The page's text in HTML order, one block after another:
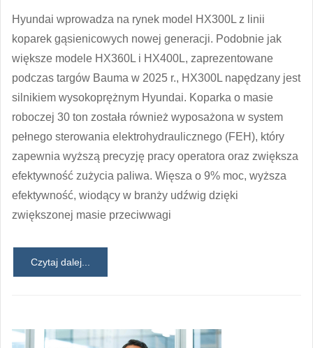
Hyundai wprowadza na rynek model HX300L z linii
koparek gąsienicowych nowej generacji. Podobnie jak
większe modele HX360L i HX400L, zaprezentowane
podczas targów Bauma w 2025 r., HX300L napędzany jest
silnikiem wysokoprężnym Hyundai. Koparka o masie
roboczej 30 ton została również wyposażona w system
pełnego sterowania elektrohydraulicznego (FEH), który
zapewnia wyższą precyzję pracy operatora oraz zwiększa
efektywność zużycia paliwa. Więsza o 9% moc, wyższa
efektywność, wiodący w branży udźwig dzięki
zwiększonej masie przeciwwagi
Czytaj dalej...